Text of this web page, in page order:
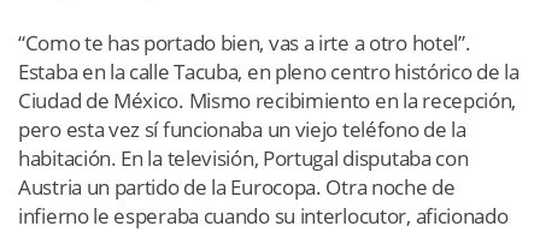
“Como te has portado bien, vas a irte a otro hotel”.
Estaba en la calle Tacuba, en pleno centro histórico de la
Ciudad de México. Mismo recibimiento en la recepción,
pero esta vez sí funcionaba un viejo teléfono de la
habitación. En la televisión, Portugal disputaba con
Austria un partido de la Eurocopa. Otra noche de
infierno le esperaba cuando su interlocutor, aficionado